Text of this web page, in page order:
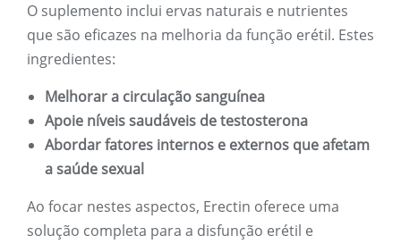
O suplemento inclui ervas naturais e nutrientes
que são eficazes na melhoria da função erétil. Estes
ingredientes:
Melhorar a circulação sanguínea
Apoie níveis saudáveis ​​de testosterona
Abordar fatores internos e externos que afetam
a saúde sexual
Ao focar nestes aspectos, Erectin oferece uma
solução completa para a disfunção erétil e